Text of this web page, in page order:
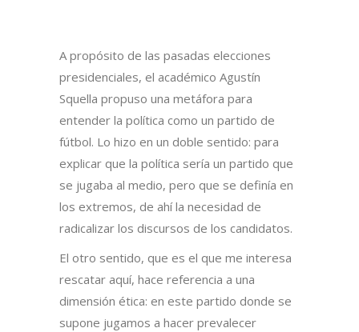
A propósito de las pasadas elecciones
presidenciales, el académico Agustín
Squella propuso una metáfora para
entender la política como un partido de
fútbol. Lo hizo en un doble sentido: para
explicar que la política sería un partido que
se jugaba al medio, pero que se definía en
los extremos, de ahí la necesidad de
radicalizar los discursos de los candidatos.
El otro sentido, que es el que me interesa
rescatar aquí, hace referencia a una
dimensión ética: en este partido donde se
supone jugamos a hacer prevalecer